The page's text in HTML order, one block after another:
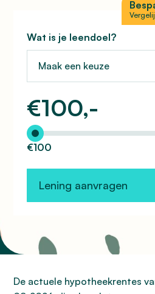
Wat is je leendoel?
Maak een keuze
€100,-
Hoeveel wilt u lenen?
€100
Lening aanvragen
De actuele hypotheekrentes